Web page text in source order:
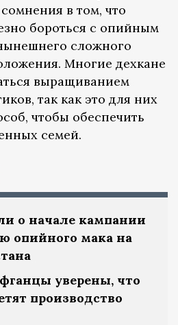
в том, что
бороться с опийным
сложного
Многие дехкане
выращиванием
так как это для них
чтобы обеспечить
семей.
о начале кампании
опийного мака на
уверены, что
производство